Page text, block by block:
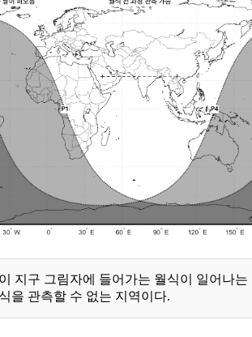
지구 그림자에 들어가는 월식이 일어나
을 관측할 수 없는 지역이다.